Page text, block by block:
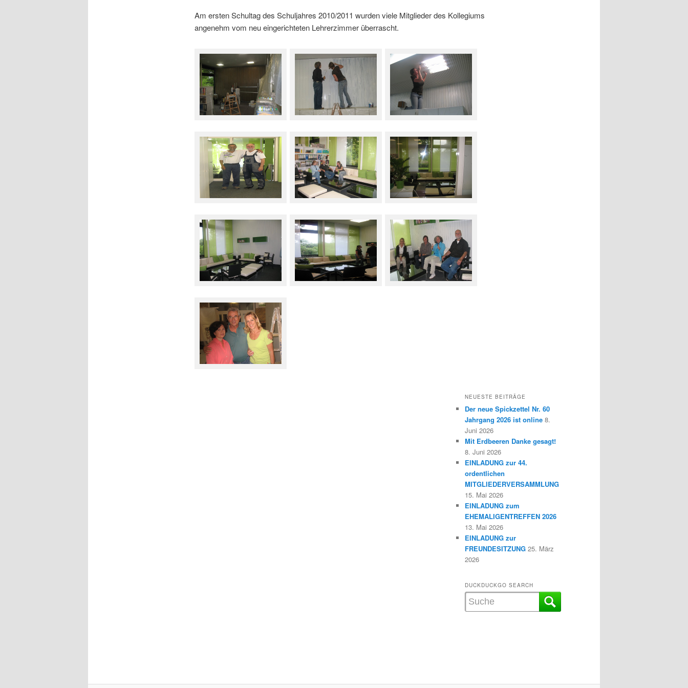
Am ersten Schultag des Schuljahres 2010/2011 wurden viele Mitglieder des Kollegiums
angenehm vom neu eingerichteten Lehrerzimmer überrascht.
NEUESTE BEITRÄGE
Der neue Spickzettel Nr. 60
Jahrgang 2026 ist online 8.
Juni 2026
Mit Erdbeeren Danke gesagt!
8. Juni 2026
EINLADUNG zur 44.
ordentlichen
MITGLIEDERVERSAMMLUNG
15. Mai 2026
EINLADUNG zum
EHEMALIGENTREFFEN 2026
13. Mai 2026
EINLADUNG zur
FREUNDESITZUNG 25. März
2026
DUCKDUCKGO SEARCH